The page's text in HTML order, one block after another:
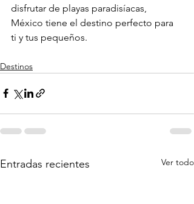
disfrutar de playas paradisíacas,
México tiene el destino perfecto para
ti y tus pequeños.
Destinos
Entradas recientes Ver todo